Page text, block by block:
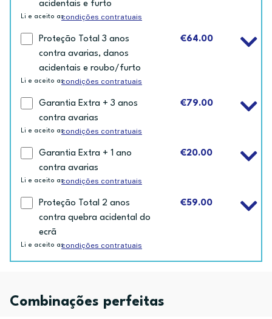
acidentais e furto
Li e aceito ascondições contratuais
Proteção Total 3 anos
contra avarias, danos
acidentais e roubo/furto
€64.00
Li e aceito ascondições contratuais
Garantia Extra + 3 anos
contra avarias
€79.00
Li e aceito ascondições contratuais
Garantia Extra + 1 ano
contra avarias
€20.00
Li e aceito ascondições contratuais
Proteção Total 2 anos
contra quebra acidental do
ecrã
€59.00
Li e aceito ascondições contratuais
Combinações perfeitas